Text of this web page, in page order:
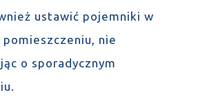
ustawić pojemniki w
pomieszczeniu, nie
o sporadycznym